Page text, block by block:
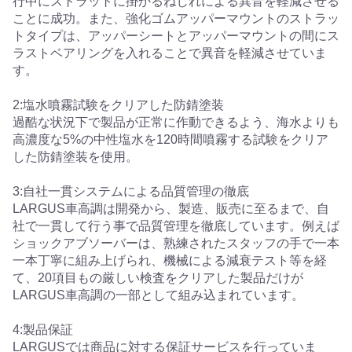
ことに成功。また、強化ゴムアッパーマウントのストラッ
トタイプは、アッパーシートとアッパーマウントの間にス
ラストベアリングを入れることで異音を軽減させていま
す。
2:塩水噴霧試験をクリアした防錆塗装
過酷な状況下で製品が正常に作動できるよう、海水よりも
高濃度な5%の中性塩水を120時間噴霧する試験をクリア
した防錆塗装を使用。
3:自社一貫システムによる品質管理の徹底
LARGUS車高調は開発から、製造、販売に至るまで、自
社で一貫して行う事で品質管理を徹底しています。例えば
ショックアブソーバーは、熟練されたスタッフの手で一本
一本丁寧に組み上げられ、機械による減衰テスト等を経
て、20項目もの厳しい検査をクリアした製品だけが
LARGUS車高調の一部として組み込まれています。
4:製品保証
LARGUSでは商品に対する保証サービスを行っていま